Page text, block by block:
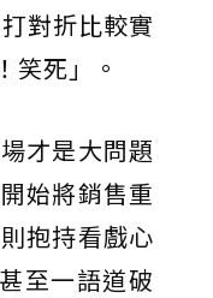
對折比較實
笑死」。
才是大問題
始將銷售重
抱持看戲心
至一語道破